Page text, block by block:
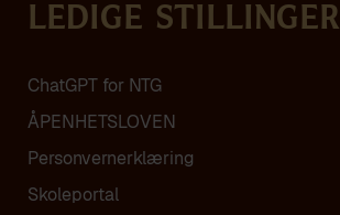
Ledige stillinger
ChatGPT for NTG
ÅPENHETSLOVEN
Personvern­erklæring
Skoleportal